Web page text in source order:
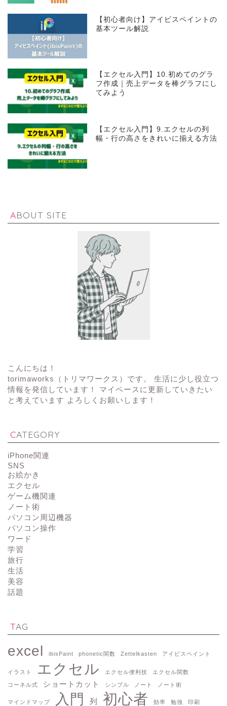
【初心者向け】アイビスペイントの
基本ツール解説
【エクセル入門】10.初めてのグラ
フ作成｜売上データを棒グラフにし
てみよう
【エクセル入門】9.エクセルの列
幅・行の高さをきれいに揃える方法
ABOUT SITE
こんにちは！
torimaworks（トリマワークス）です。 生活に少し役立つ
情報を発信しています！ マイペースに更新していきたい
と考えています よろしくお願いします！
CATEGORY
iPhone関連
SNS
お絵かき
エクセル
ゲーム機関連
ノート術
パソコン周辺機器
パソコン操作
ワード
学習
旅行
生活
美容
話題
TAG
excel ibisPaint phonetic関数 Zettelkasten アイビスペイント
イラスト エクセル エクセル便利技 エクセル関数
コーネル式 ショートカット シンプル ノート ノート術
マインドマップ 入門 列 初心者 効率 勉強 印刷